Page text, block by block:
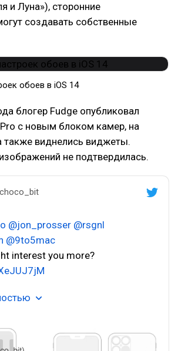
и Луна»), сторонние
создавать собственные
обоев в iOS 14
блогер Fudge опубликовал
с новым блоком камер, на
также виднелись виджеты.
не подтвердилась.
@jon_prosser @rsgnl
@9to5mac
interest you more?